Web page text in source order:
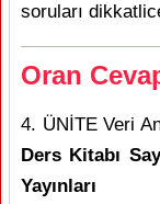
soruları
Oran
4. ÜNİTE Veri
Ders Kitabı
Yayınları